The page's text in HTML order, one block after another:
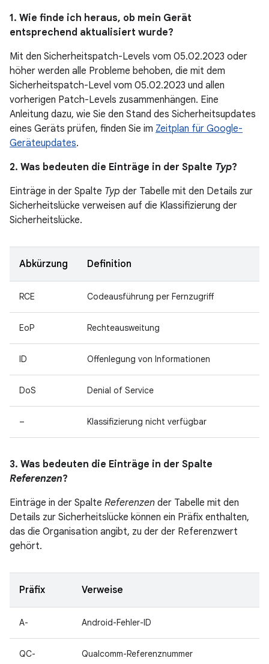
1. Wie finde ich heraus, ob mein Gerät
entsprechend aktualisiert wurde?
Mit den Sicherheitspatch-Levels vom 05.02.2023 oder
höher werden alle Probleme behoben, die mit dem
Sicherheitspatch-Level vom 05.02.2023 und allen
vorherigen Patch-Levels zusammenhängen. Eine
Anleitung dazu, wie Sie den Stand des Sicherheitsupdates
eines Geräts prüfen, finden Sie im Zeitplan für Google-
Geräteupdates.
2. Was bedeuten die Einträge in der Spalte Typ?
Einträge in der Spalte Typ der Tabelle mit den Details zur
Sicherheitslücke verweisen auf die Klassifizierung der
Sicherheitslücke.
Abkürzung Definition
RCE Codeausführung per Fernzugriff
EoP Rechteausweitung
ID Offenlegung von Informationen
DoS Denial of Service
– Klassifizierung nicht verfügbar
3. Was bedeuten die Einträge in der Spalte
Referenzen?
Einträge in der Spalte Referenzen der Tabelle mit den
Details zur Sicherheitslücke können ein Präfix enthalten,
das die Organisation angibt, zu der der Referenzwert
gehört.
Präfix Verweise
A- Android-Fehler-ID
QC- Qualcomm-Referenznummer